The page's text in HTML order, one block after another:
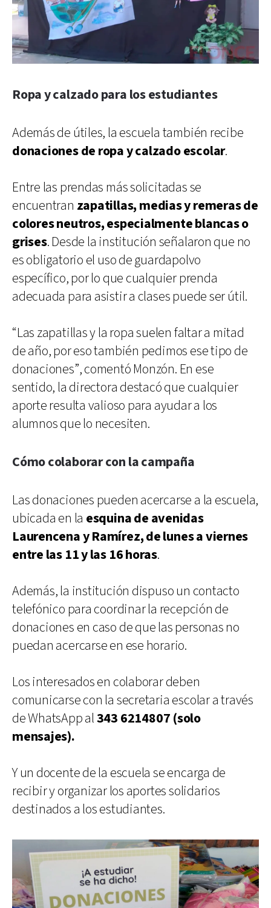
Ropa y calzado para los estudiantes
Además de útiles, la escuela también recibe
donaciones de ropa y calzado escolar.
Entre las prendas más solicitadas se
encuentran zapatillas, medias y remeras de
colores neutros, especialmente blancas o
grises. Desde la institución señalaron que no
es obligatorio el uso de guardapolvo
específico, por lo que cualquier prenda
adecuada para asistir a clases puede ser útil.
“Las zapatillas y la ropa suelen faltar a mitad
de año, por eso también pedimos ese tipo de
donaciones”, comentó Monzón. En ese
sentido, la directora destacó que cualquier
aporte resulta valioso para ayudar a los
alumnos que lo necesiten.
Cómo colaborar con la campaña
Las donaciones pueden acercarse a la escuela,
ubicada en la esquina de avenidas
Laurencena y Ramírez, de lunes a viernes
entre las 11 y las 16 horas.
Además, la institución dispuso un contacto
telefónico para coordinar la recepción de
donaciones en caso de que las personas no
puedan acercarse en ese horario.
Los interesados en colaborar deben
comunicarse con la secretaria escolar a través
de WhatsApp al343 6214807 (solo
mensajes).
Y un docente de la escuela se encarga de
recibir y organizar los aportes solidarios
destinados a los estudiantes.